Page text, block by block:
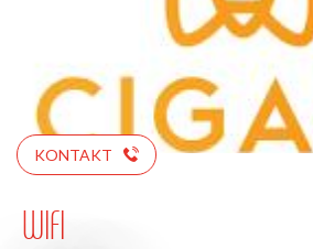
KONTAKT
WIFI